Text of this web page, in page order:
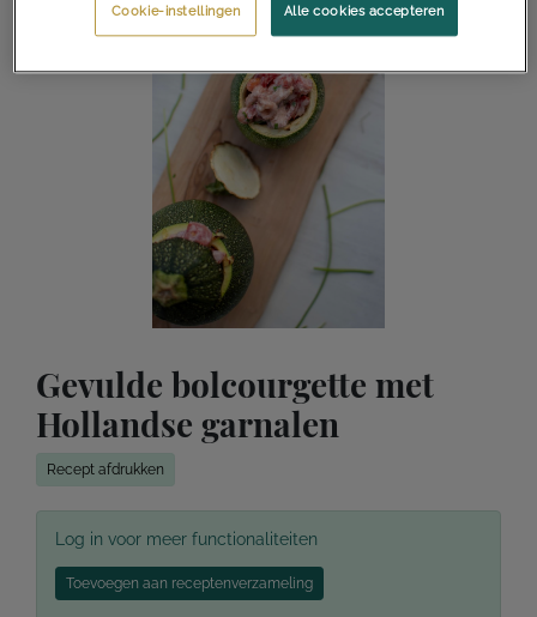
Gevulde bolcourgette met
Hollandse garnalen
Recept afdrukken
Log in voor meer functionaliteiten
Toevoegen aan receptenverzameling
Alle cookies accepteren
Cookie-instellingen